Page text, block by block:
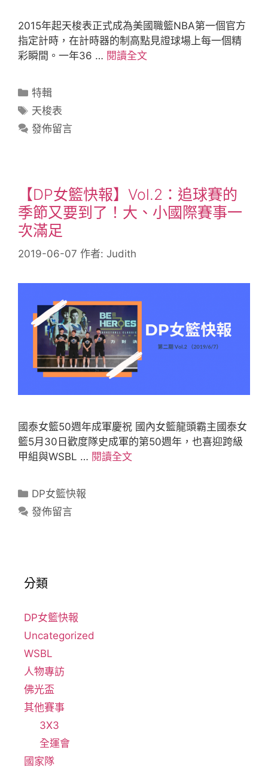
2015年起天梭表正式成為美國職籃NBA第一個官方
指定計時，在計時器的制高點見證球場上每一個精
彩瞬間。一年36 … 閱讀全文
特輯
天梭表
發佈留言
【DP女籃快報】Vol.2：追球賽的
季節又要到了！大、小國際賽事一
次滿足
2019-06-07 作者: Judith
國泰女籃50週年成軍慶祝 國內女籃龍頭霸主國泰女
籃5月30日歡度隊史成軍的第50週年，也喜迎跨級
甲組與WSBL … 閱讀全文
DP女籃快報
發佈留言
分類
DP女籃快報
Uncategorized
WSBL
人物專訪
佛光盃
其他賽事
3X3
全運會
國家隊